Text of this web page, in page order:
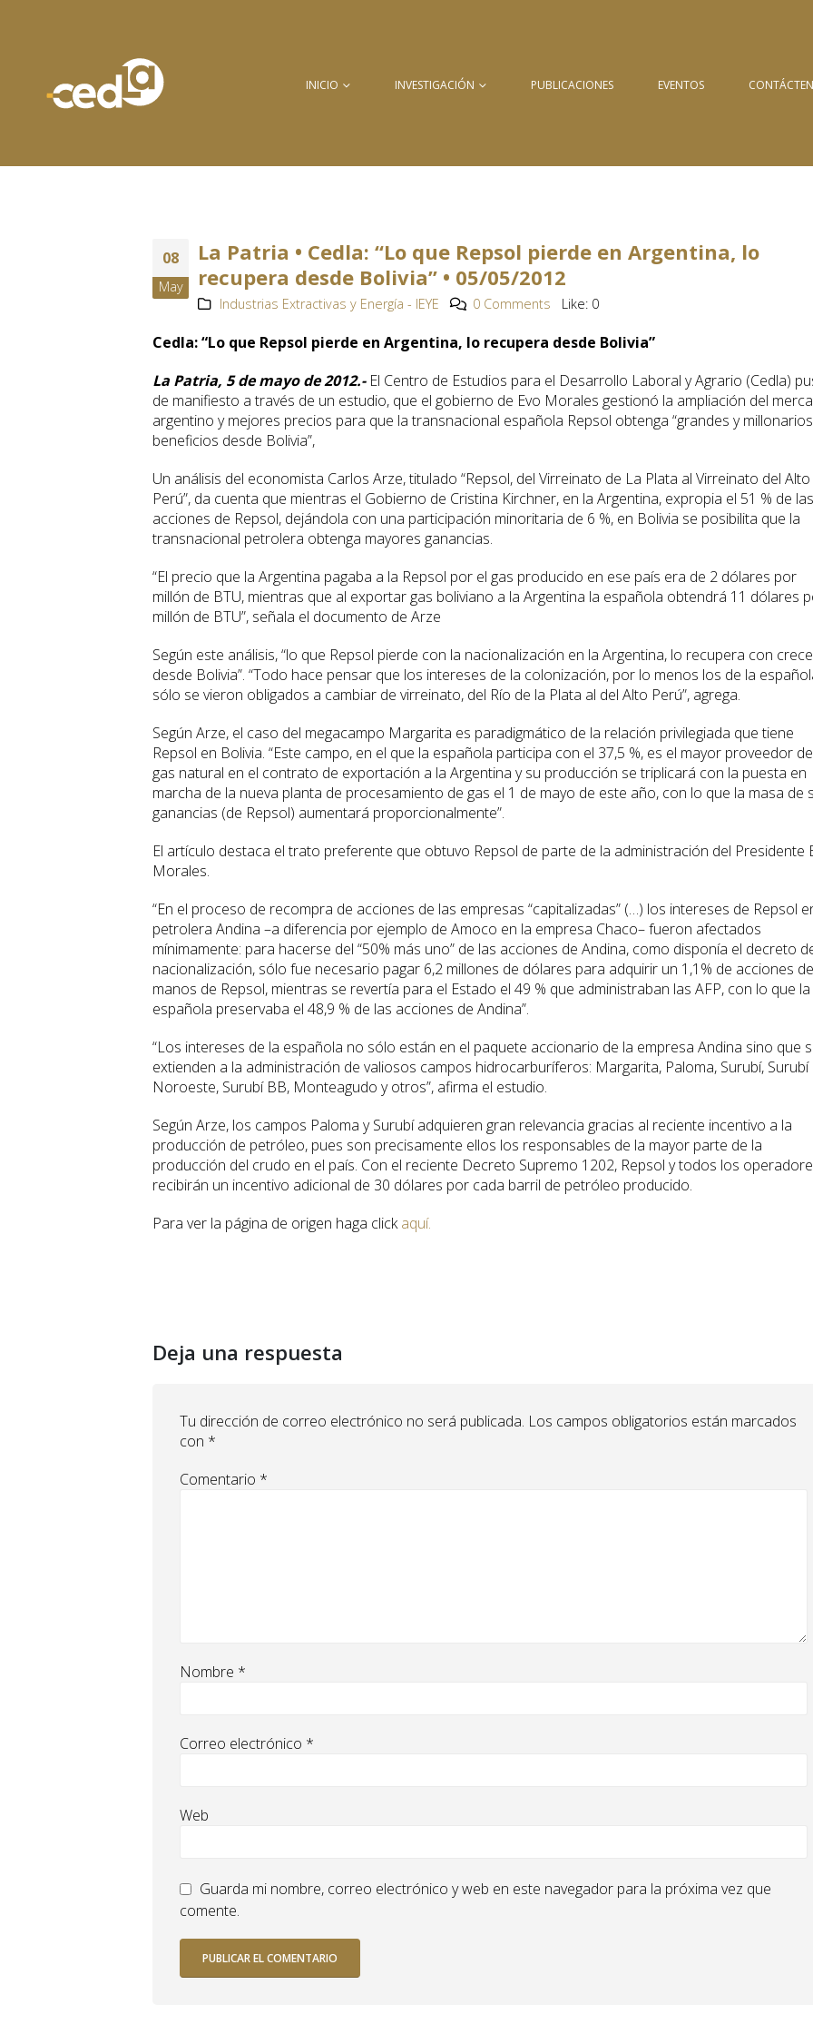
INICIO INVESTIGACIÓN PUBLICACIONES EVENTOS
08
May
La Patria • Cedla: “Lo que Repsol pierde en Argentina, lo
recupera desde Bolivia” • 05/05/2012
Industrias Extractivas y Energía - IEYE 0 Comments Like: 0
Cedla: “Lo que Repsol pierde en Argentina, lo recupera desde Bolivia”
La Patria, 5 de mayo de 2012.-El Centro de Estudios para el Desarrollo Laboral y Agrario (Cedla)
de manifiesto a través de un estudio, que el gobierno de Evo Morales gestionó la ampliación del
argentino y mejores precios para que la transnacional española Repsol obtenga “grandes y millonarios
beneficios desde Bolivia”,
Un análisis del economista Carlos Arze, titulado “Repsol, del Virreinato de La Plata al Virreinato del Alto
Perú”, da cuenta que mientras el Gobierno de Cristina Kirchner, en la Argentina, expropia el 51 % de las
acciones de Repsol, dejándola con una participación minoritaria de 6 %, en Bolivia se posibilita que la
transnacional petrolera obtenga mayores ganancias.
“El precio que la Argentina pagaba a la Repsol por el gas producido en ese país era de 2 dólares por
millón de BTU, mientras que al exportar gas boliviano a la Argentina la española obtendrá 11 dólares
millón de BTU”, señala el documento de Arze
Según este análisis, “lo que Repsol pierde con la nacionalización en la Argentina, lo recupera con
desde Bolivia”. “Todo hace pensar que los intereses de la colonización, por lo menos los de la
sólo se vieron obligados a cambiar de virreinato, del Río de la Plata al del Alto Perú”, agrega.
Según Arze, el caso del megacampo Margarita es paradigmático de la relación privilegiada que tiene
Repsol en Bolivia. “Este campo, en el que la española participa con el 37,5 %, es el mayor proveedor de
gas natural en el contrato de exportación a la Argentina y su producción se triplicará con la puesta en
marcha de la nueva planta de procesamiento de gas el 1 de mayo de este año, con lo que la masa de
ganancias (de Repsol) aumentará proporcionalmente”.
El artículo destaca el trato preferente que obtuvo Repsol de parte de la administración del Presidente
Morales.
“En el proceso de recompra de acciones de las empresas “capitalizadas” (…) los intereses de Repsol
petrolera Andina –a diferencia por ejemplo de Amoco en la empresa Chaco– fueron afectados
mínimamente: para hacerse del “50% más uno” de las acciones de Andina, como disponía el decreto
nacionalización, sólo fue necesario pagar 6,2 millones de dólares para adquirir un 1,1% de acciones de
manos de Repsol, mientras se revertía para el Estado el 49 % que administraban las AFP, con lo que la
española preservaba el 48,9 % de las acciones de Andina”.
“Los intereses de la española no sólo están en el paquete accionario de la empresa Andina sino que
extienden a la administración de valiosos campos hidrocarburíferos: Margarita, Paloma, Surubí, Surubí
Noroeste, Surubí BB, Monteagudo y otros”, afirma el estudio.
Según Arze, los campos Paloma y Surubí adquieren gran relevancia gracias al reciente incentivo a la
producción de petróleo, pues son precisamente ellos los responsables de la mayor parte de la
producción del crudo en el país. Con el reciente Decreto Supremo 1202, Repsol y todos los
recibirán un incentivo adicional de 30 dólares por cada barril de petróleo producido.
Para ver la página de origen haga clickaquí.
Deja una respuesta
Tu dirección de correo electrónico no será publicada. Los campos obligatorios están marcados
con *
Comentario *
Nombre *
Correo electrónico *
Web
Guarda mi nombre, correo electrónico y web en este navegador para la próxima vez que
comente.